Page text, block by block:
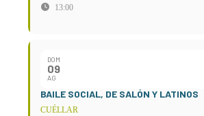
13:00
DOM
09
AG
BAILE SOCIAL, DE SALÓN Y LATINOS
CUÉLLAR